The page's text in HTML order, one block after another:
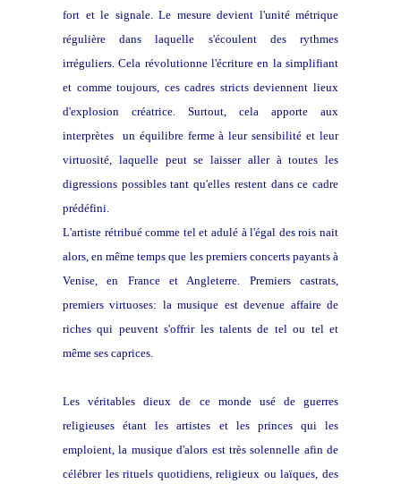
fort et le signale. Le mesure devient l'unité métrique
régulière dans laquelle s'écoulent des rythmes
irréguliers. Cela révolutionne l'écriture en la simplifiant
et comme toujours, ces cadres stricts deviennent lieux
d'explosion créatrice. Surtout, cela apporte aux
interprètes un équilibre ferme à leur sensibilité et leur
virtuosité, laquelle peut se laisser aller à toutes les
digressions possibles tant qu'elles restent dans ce cadre
prédéfini.
L'artiste rétribué comme tel et adulé à l'égal des rois nait
alors, en même temps que les premiers concerts payants à
Venise, en France et Angleterre. Premiers castrats,
premiers virtuoses: la musique est devenue affaire de
riches qui peuvent s'offrir les talents de tel ou tel et
même ses caprices.
Les véritables dieux de ce monde usé de guerres
religieuses étant les artistes et les princes qui les
emploient, la musique d'alors est très solennelle afin de
célébrer les rituels quotidiens, religieux ou laïques, des